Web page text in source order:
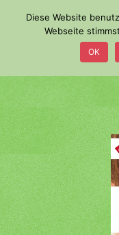
o
m
a
i
n
c
o
n
t
e
Diese Website
Webseite
OK